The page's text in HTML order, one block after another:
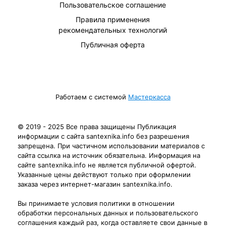
Пользовательское соглашение
Правила применения
рекомендательных технологий
Публичная оферта
Работаем с системой Мастеркасса
© 2019 - 2025 Все права защищены Публикация
информации с сайта santexnika.info без разрешения
запрещена. При частичном использовании материалов с
сайта ссылка на источник обязательна. Информация на
сайте santexnika.info не является публичной офертой.
Указанные цены действуют только при оформлении
заказа через интернет-магазин santexnika.info.
Вы принимаете условия политики в отношении
обработки персональных данных и пользовательского
соглашения каждый раз, когда оставляете свои данные в